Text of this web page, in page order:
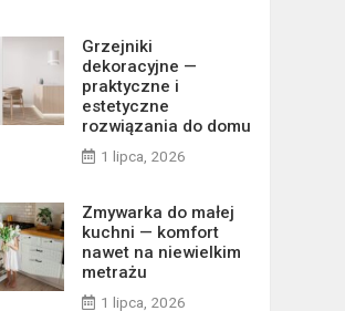
Grzejniki
dekoracyjne —
praktyczne i
estetyczne
rozwiązania do domu
1 lipca, 2026
Zmywarka do małej
kuchni — komfort
nawet na niewielkim
metrażu
1 lipca, 2026